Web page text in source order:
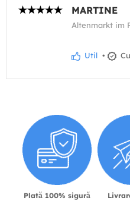
MARTINE
Altenmarkt im
Util •
Plată 100% sigură